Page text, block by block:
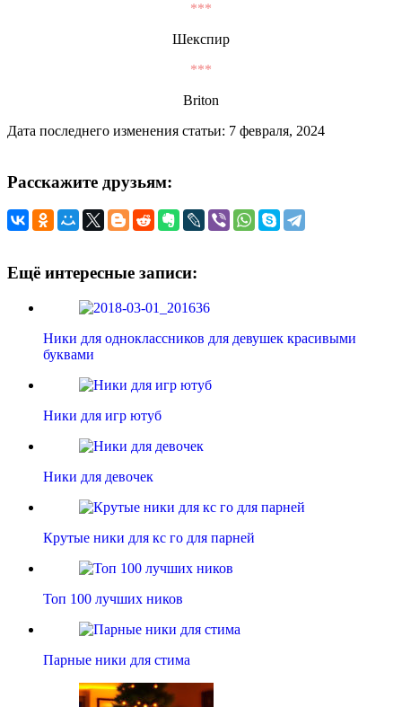
***
Шекспир
***
Briton
Дата последнего изменения статьи: 7 февраля, 2024
Расскажите друзьям:
Ещё интересные записи:
Ники для одноклассников для девушек красивыми
буквами
Ники для игр ютуб
Ники для девочек
Крутые ники для кс го для парней
Топ 100 лучших ников
Парные ники для стима